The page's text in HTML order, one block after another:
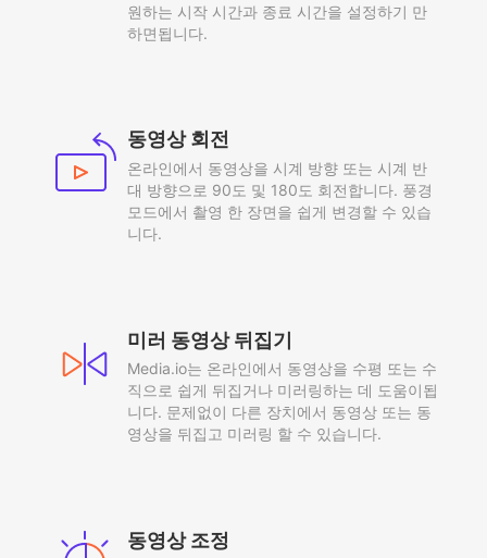
원하는 시작 시간과 종료 시간을 설정하기 만
하면됩니다.
동영상 회전
온라인에서 동영상을 시계 방향 또는 시계 반
대 방향으로 90도 및 180도 회전합니다. 풍경
모드에서 촬영 한 장면을 쉽게 변경할 수 있습
니다.
미러 동영상 뒤집기
Media.io는 온라인에서 동영상을 수평 또는 수
직으로 쉽게 뒤집거나 미러링하는 데 도움이됩
니다. 문제없이 다른 장치에서 동영상 또는 동
영상을 뒤집고 미러링 할 수 있습니다.
동영상 조정